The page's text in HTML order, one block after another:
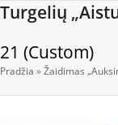
Skip
content
Turgelių
Open
menu
Close
menu
21 (Custom)
Pradžia »Žaidimas